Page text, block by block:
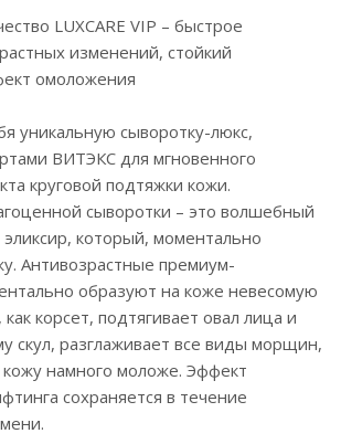
LUXCARE VIP – быстрое
изменений, стойкий
омоложения
уникальную сыворотку-люкс,
ВИТЭКС для мгновенного
круговой подтяжки кожи.
сыворотки – это волшебный
который, моментально
Антивозрастные премиум-
образуют на коже невесомую
как корсет, подтягивает овал лица и
скул, разглаживает все виды морщин,
намного моложе. Эффект
сохраняется в течение